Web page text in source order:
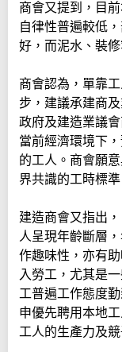
商會又提到，目
自律性普遍較低
好，而泥水、裝
商會認為，單靠
步，建議承建商
政府及建造業議
當前經濟環境下
的工人。商會願
界共識的工時標準
建造商會又指出
人呈現年齡斷層
作趣味性，亦有
入勞工，尤其是
工普遍工作態度
申優先聘用本地
工人的生產力及競